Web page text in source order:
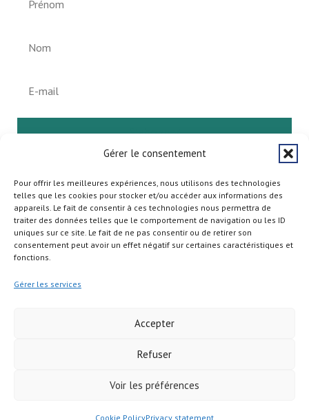
Gérer le consentement
Pour offrir les meilleures expériences, nous utilisons des technologies
telles que les cookies pour stocker et/ou accéder aux informations des
appareils. Le fait de consentir à ces technologies nous permettra de
traiter des données telles que le comportement de navigation ou les ID
uniques sur ce site. Le fait de ne pas consentir ou de retirer son
consentement peut avoir un effet négatif sur certaines caractéristiques et
fonctions.
Gérer les services
Accepter
Refuser
Voir les préférences
Cookie PolicyPrivacy statement
S'abonner
Copyright © 2026